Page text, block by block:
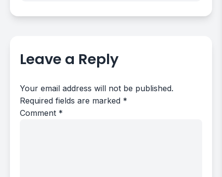
Leave a Reply
Your email address will not be published.
Required fields are marked *
Comment *